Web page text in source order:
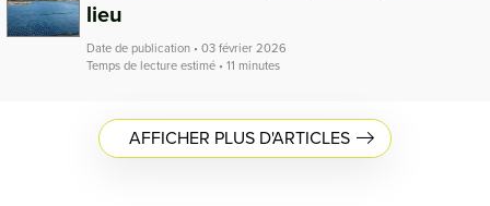
lieu
Date de publication • 03 février 2026
Temps de lecture estimé • 11 minutes
AFFICHER PLUS D'ARTICLES